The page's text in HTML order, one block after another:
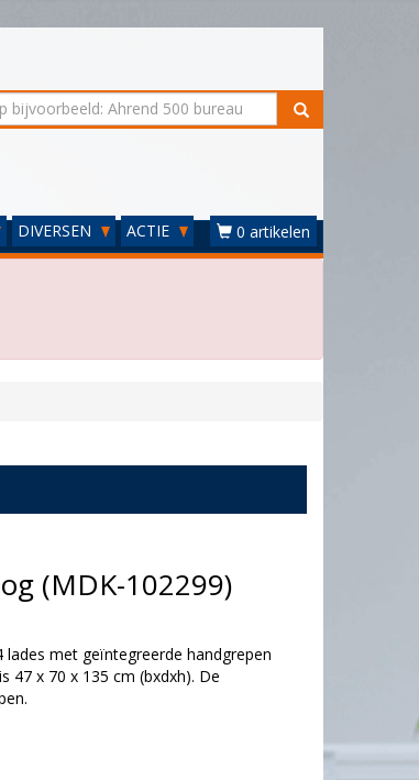
DIVERSEN ACTIE 0 artikelen
(MDK-102299)
met geïntegreerde handgrepen
47 x 70 x 135 cm (bxdxh). De